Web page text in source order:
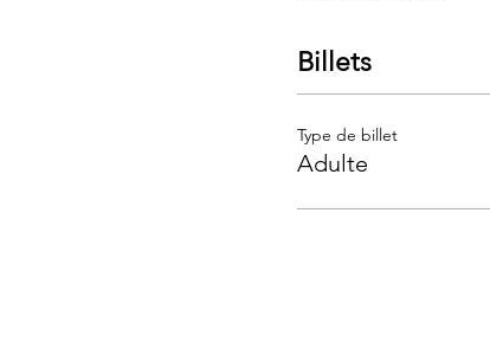
Billets
Type de billet
Adulte